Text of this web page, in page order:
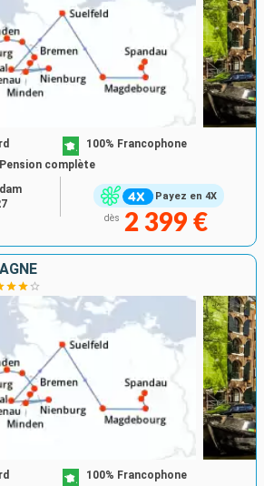
Payez en 4X
100% Francophone
Pension complète
dès 2 399 €
100% Francophone